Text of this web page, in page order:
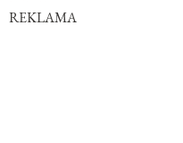
REKLAMA